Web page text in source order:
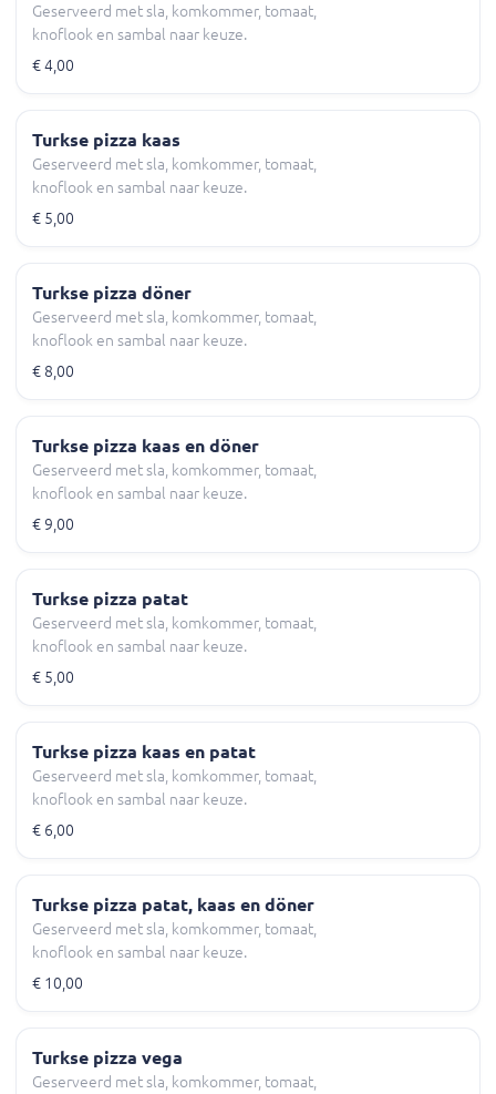
Geserveerd met sla, komkommer, tomaat,
knoflook en sambal naar keuze.
€ 4,00
Turkse pizza kaas
Geserveerd met sla, komkommer, tomaat,
knoflook en sambal naar keuze.
€ 5,00
Turkse pizza döner
Geserveerd met sla, komkommer, tomaat,
knoflook en sambal naar keuze.
€ 8,00
Turkse pizza kaas en döner
Geserveerd met sla, komkommer, tomaat,
knoflook en sambal naar keuze.
€ 9,00
Turkse pizza patat
Geserveerd met sla, komkommer, tomaat,
knoflook en sambal naar keuze.
€ 5,00
Turkse pizza kaas en patat
Geserveerd met sla, komkommer, tomaat,
knoflook en sambal naar keuze.
€ 6,00
Turkse pizza patat, kaas en döner
Geserveerd met sla, komkommer, tomaat,
knoflook en sambal naar keuze.
€ 10,00
Turkse pizza vega
Geserveerd met sla, komkommer, tomaat,